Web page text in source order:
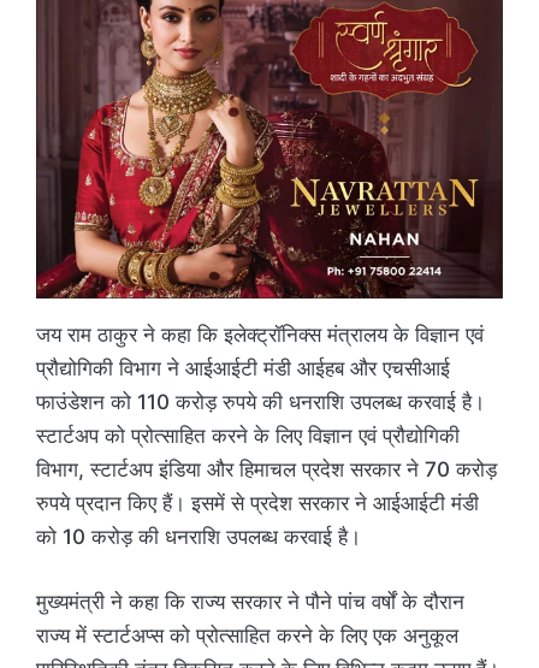
जय राम ठाकुर ने कहा कि इलेक्ट्रॉनिक्स मंत्रालय के विज्ञान एवं
प्रौद्योगिकी विभाग ने आईआईटी मंडी आईहब और एचसीआई
फाउंडेशन को 110 करोड़ रुपये की धनराशि उपलब्ध करवाई है।
स्टार्टअप को प्रोत्साहित करने के लिए विज्ञान एवं प्रौद्योगिकी
विभाग, स्टार्टअप इंडिया और हिमाचल प्रदेश सरकार ने 70 करोड़
रुपये प्रदान किए हैं। इसमें से प्रदेश सरकार ने आईआईटी मंडी
को 10 करोड़ की धनराशि उपलब्ध करवाई है।
मुख्यमंत्री ने कहा कि राज्य सरकार ने पौने पांच वर्षों के दौरान
राज्य में स्टार्टअप्स को प्रोत्साहित करने के लिए एक अनुकूल